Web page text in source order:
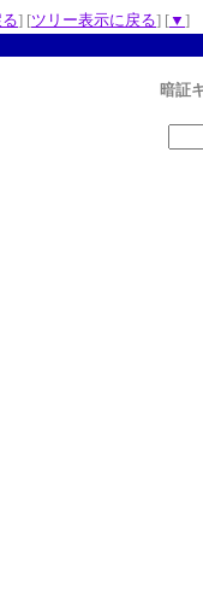
] [ツリー表示に戻る] [▼ ]
暗証